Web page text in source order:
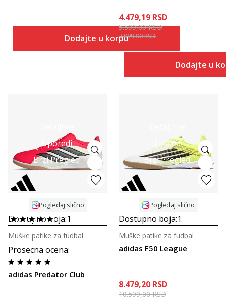
Dodajte u korpu
4.479,19 RSD
5.599,00RSD
7.099,00RSD
Dodajte u
Uporedi
Brzi Pregled
Pogledaj slično
Dostupno boja:1
Prosecna ocena:
adidas Predator Club
Muške patike za fudbal
Uporedi
Brzi Pregled
Pogledaj slično
Dostupno boja:1
adidas F50 League
Muške patike za fudbal
8.479,20 RSD
10.599,00RSD